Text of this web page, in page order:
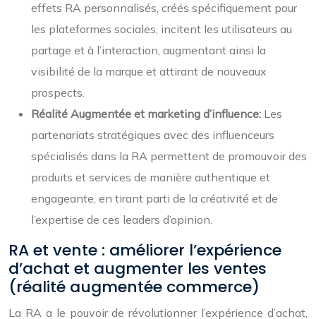
effets RA personnalisés, créés spécifiquement pour
les plateformes sociales, incitent les utilisateurs au
partage et à l’interaction, augmentant ainsi la
visibilité de la marque et attirant de nouveaux
prospects.
Réalité Augmentée et marketing d’influence: Les
partenariats stratégiques avec des influenceurs
spécialisés dans la RA permettent de promouvoir des
produits et services de manière authentique et
engageante, en tirant parti de la créativité et de
l’expertise de ces leaders d’opinion.
RA et vente : améliorer l’expérience
d’achat et augmenter les ventes
(réalité augmentée commerce)
La RA a le pouvoir de révolutionner l’expérience d’achat,